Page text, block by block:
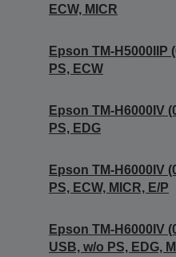
ECW, MICR
Epson TM-H5000IIP
PS, ECW
Epson TM-H6000IV
PS, EDG
Epson TM-H6000IV
PS, ECW, MICR, E/P
Epson TM-H6000IV
USB, w/o PS, EDG,